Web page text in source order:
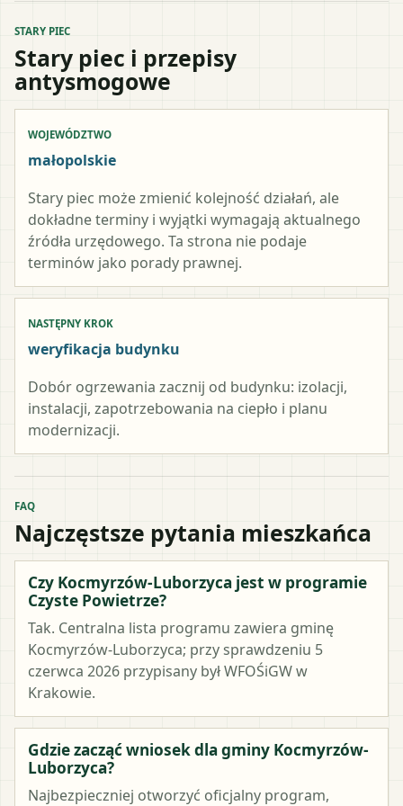
STARY PIEC
Stary piec i przepisy
antysmogowe
WOJEWÓDZTWO
małopolskie
Stary piec może zmienić kolejność działań, ale
dokładne terminy i wyjątki wymagają aktualnego
źródła urzędowego. Ta strona nie podaje
terminów jako porady prawnej.
NASTĘPNY KROK
weryfikacja budynku
Dobór ogrzewania zacznij od budynku: izolacji,
instalacji, zapotrzebowania na ciepło i planu
modernizacji.
FAQ
Najczęstsze pytania mieszkańca
Czy Kocmyrzów-Luborzyca jest w programie
Czyste Powietrze?
Tak. Centralna lista programu zawiera gminę
Kocmyrzów-Luborzyca; przy sprawdzeniu 5
czerwca 2026 przypisany był WFOŚiGW w
Krakowie.
Gdzie zacząć wniosek dla gminy Kocmyrzów-
Luborzyca?
Najbezpieczniej otworzyć oficjalny program,